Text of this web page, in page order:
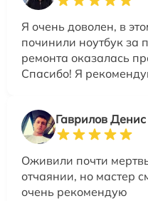
Я очень доволен, в
починили ноутбук за
ремонта оказалась
Спасибо! Я
Гаврилов Денис
Оживили почти
отчаянии, но мастер
очень рекомендую